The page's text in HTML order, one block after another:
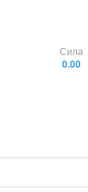
Сила
0.00